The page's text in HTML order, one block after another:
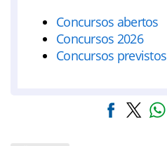
Concursos abertos
Concursos 2026
Concursos previstos